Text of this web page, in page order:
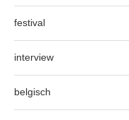
festival
interview
belgisch